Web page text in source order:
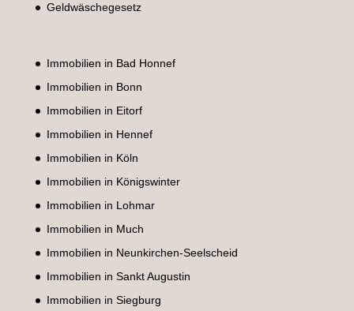
Geldwäschegesetz
Immobilien in Bad Honnef
Immobilien in Bonn
Immobilien in Eitorf
Immobilien in Hennef
Immobilien in Köln
Immobilien in Königswinter
Immobilien in Lohmar
Immobilien in Much
Immobilien in Neunkirchen-Seelscheid
Immobilien in Sankt Augustin
Immobilien in Siegburg